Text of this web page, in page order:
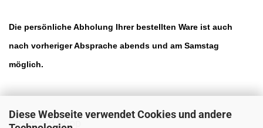
Diese Webseite verwendet Cookies und andere
Die persönliche Abholung Ihrer bestellten Ware ist auch
nach vorheriger Absprache abends und am Samstag
möglich.
Protected Shop